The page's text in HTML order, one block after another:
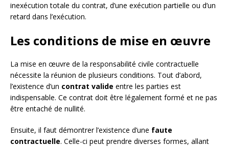
inexécution totale du contrat, d’une exécution partielle ou d’un
retard dans l’exécution.
Les conditions de mise en œuvre
La mise en œuvre de la responsabilité civile contractuelle
nécessite la réunion de plusieurs conditions. Tout d’abord,
l’existence d’un contrat valide entre les parties est
indispensable. Ce contrat doit être légalement formé et ne pas
être entaché de nullité.
Ensuite, il faut démontrer l’existence d’une faute
contractuelle. Celle-ci peut prendre diverses formes, allant